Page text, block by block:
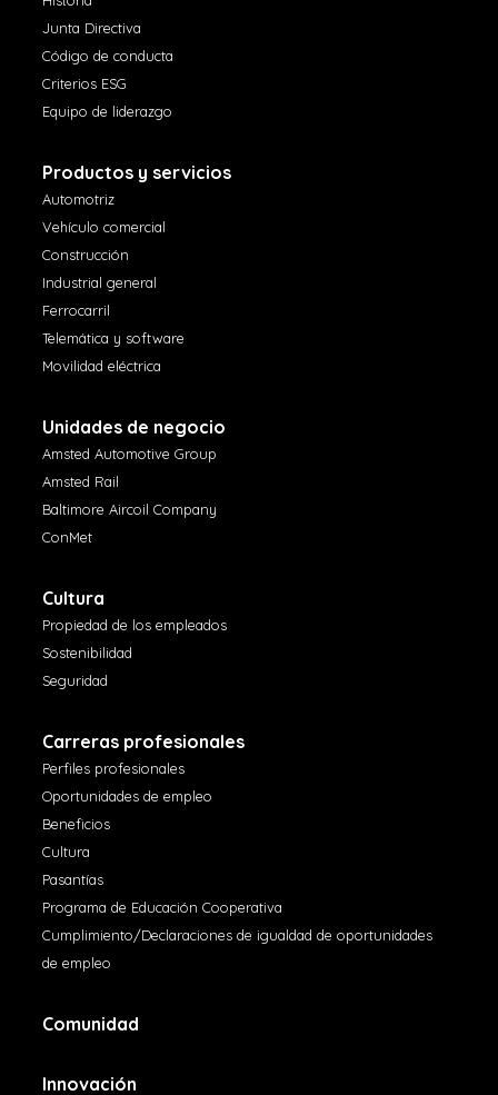
Junta Directiva
Código de conducta
Criterios ESG
Equipo de liderazgo
Productos y servicios
Automotriz
Vehículo comercial
Construcción
Industrial general
Ferrocarril
Telemática y software
Movilidad eléctrica
Unidades de negocio
Amsted Automotive Group
Amsted Rail
Baltimore Aircoil Company
ConMet
Cultura
Propiedad de los empleados
Sostenibilidad
Seguridad
Carreras profesionales
Perfiles profesionales
Oportunidades de empleo
Beneficios
Cultura
Pasantías
Programa de Educación Cooperativa
Cumplimiento/Declaraciones de igualdad de oportunidades
de empleo
Comunidad
Innovación